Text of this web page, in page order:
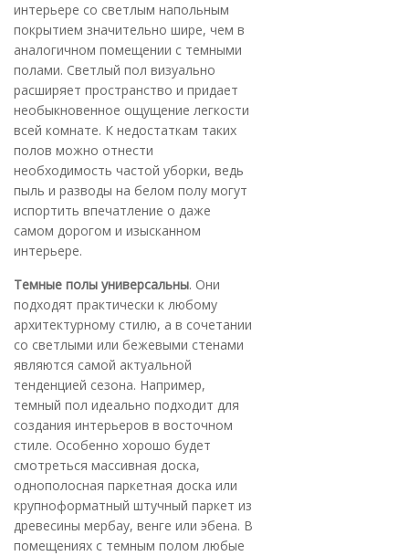
интерьере со светлым напольным
покрытием значительно шире, чем в
аналогичном помещении с темными
полами. Светлый пол визуально
расширяет пространство и придает
необыкновенное ощущение легкости
всей комнате. К недостаткам таких
полов можно отнести
необходимость частой уборки, ведь
пыль и разводы на белом полу могут
испортить впечатление о даже
самом дорогом и изысканном
интерьере.
Темные полы универсальны. Они
подходят практически к любому
архитектурному стилю, а в сочетании
со светлыми или бежевыми стенами
являются самой актуальной
тенденцией сезона. Например,
темный пол идеально подходит для
создания интерьеров в восточном
стиле. Особенно хорошо будет
смотреться массивная доска,
однополосная паркетная доска или
крупноформатный штучный паркет из
древесины мербау, венге или эбена. В
помещениях с темным полом любые